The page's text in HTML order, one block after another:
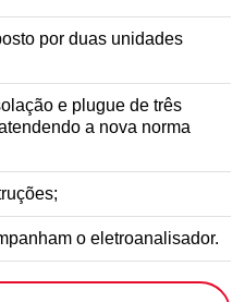
por duas unidades
e plugue de três
a nova norma
o eletroanalisador.